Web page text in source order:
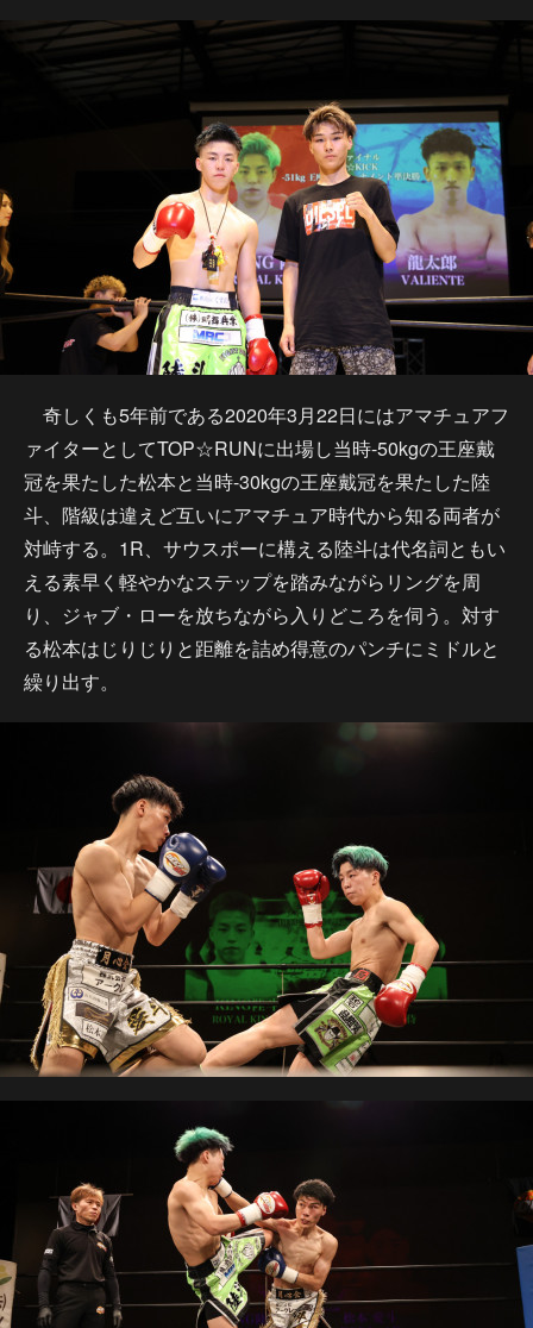
奇しくも5年前である2020年3月22日にはアマチュアフ
ァイターとしてTOP☆RUNに出場し当時-50kgの王座戴
冠を果たした松本と当時-30kgの王座戴冠を果たした陸
斗、階級は違えど互いにアマチュア時代から知る両者が
対峙する。1R、サウスポーに構える陸斗は代名詞ともい
える素早く軽やかなステップを踏みながらリングを周
り、ジャブ・ローを放ちながら入りどころを伺う。対す
る松本はじりじりと距離を詰め得意のパンチにミドルと
繰り出す。